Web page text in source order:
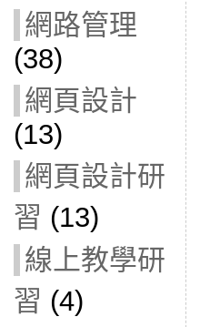
網路管理
(38)
網頁設計
(13)
網頁設計研
習 (13)
線上教學研
習 (4)